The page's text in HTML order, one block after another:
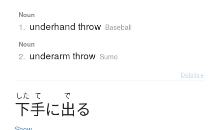
Noun
1. underhand throw Baseball
Noun
2. underarm throw Sumo
Details ▸
した て で
下手に出る